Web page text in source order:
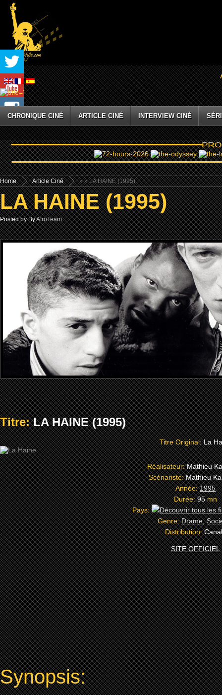
CHRONIQUE CINÉ ARTICLE CINÉ INTERVIEW CINÉ
Home »
Article Ciné » LA HAINE (1995)
LA HAINE (1995)
Posted by ByAfroTeam
Titre:LA HAINE (1995)
Titre Original:La
Réalisateur:Mathieu
Scénariste:Mathieu
Année:1995
Durée:95mn
Pays:
Genre:Drame,
Distribution:
SITE OFFICIEL
Synopsis: